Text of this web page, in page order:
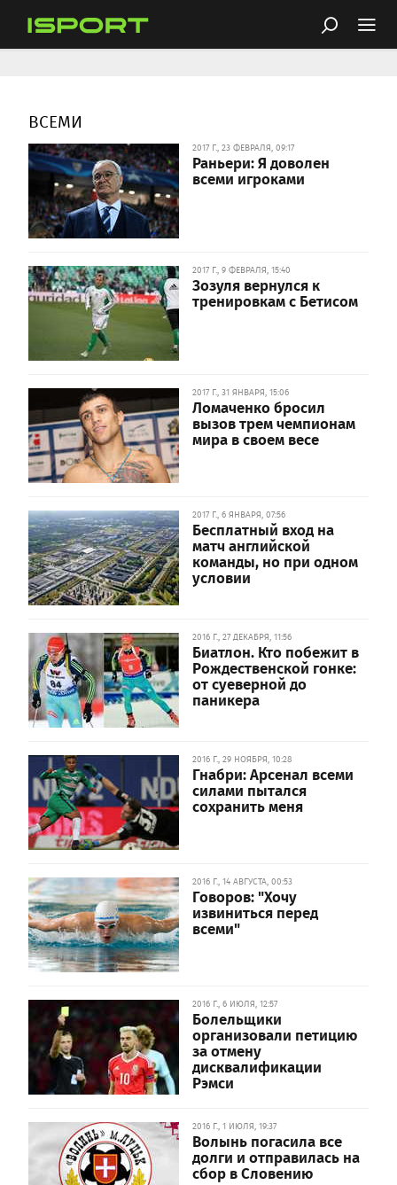
ВСЕМИ
2017 Г., 23 ФЕВРАЛЯ, 09:17
Раньери: Я доволен
всеми игроками
2017 Г., 9 ФЕВРАЛЯ, 15:40
Зозуля вернулся к
тренировкам с Бетисом
2017 Г., 31 ЯНВАРЯ, 15:06
Ломаченко бросил
вызов трем чемпионам
мира в своем весе
2017 Г., 6 ЯНВАРЯ, 07:56
Бесплатный вход на
матч английской
команды, но при одном
условии
2016 Г., 27 ДЕКАБРЯ, 11:56
Биатлон. Кто побежит в
Рождественской гонке:
от суеверной до
паникера
2016 Г., 29 НОЯБРЯ, 10:28
Гнабри: Арсенал всеми
силами пытался
сохранить меня
2016 Г., 14 АВГУСТА, 00:53
Говоров: "Хочу
извиниться перед
всеми"
2016 Г., 6 ИЮЛЯ, 12:57
Болельщики
организовали петицию
за отмену
дисквалификации
Рэмси
2016 Г., 1 ИЮЛЯ, 19:37
Волынь погасила все
долги и отправилась на
сбор в Словению